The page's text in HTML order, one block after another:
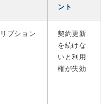
ント
プション
契約更新
を続けな
いと利用
権が失効